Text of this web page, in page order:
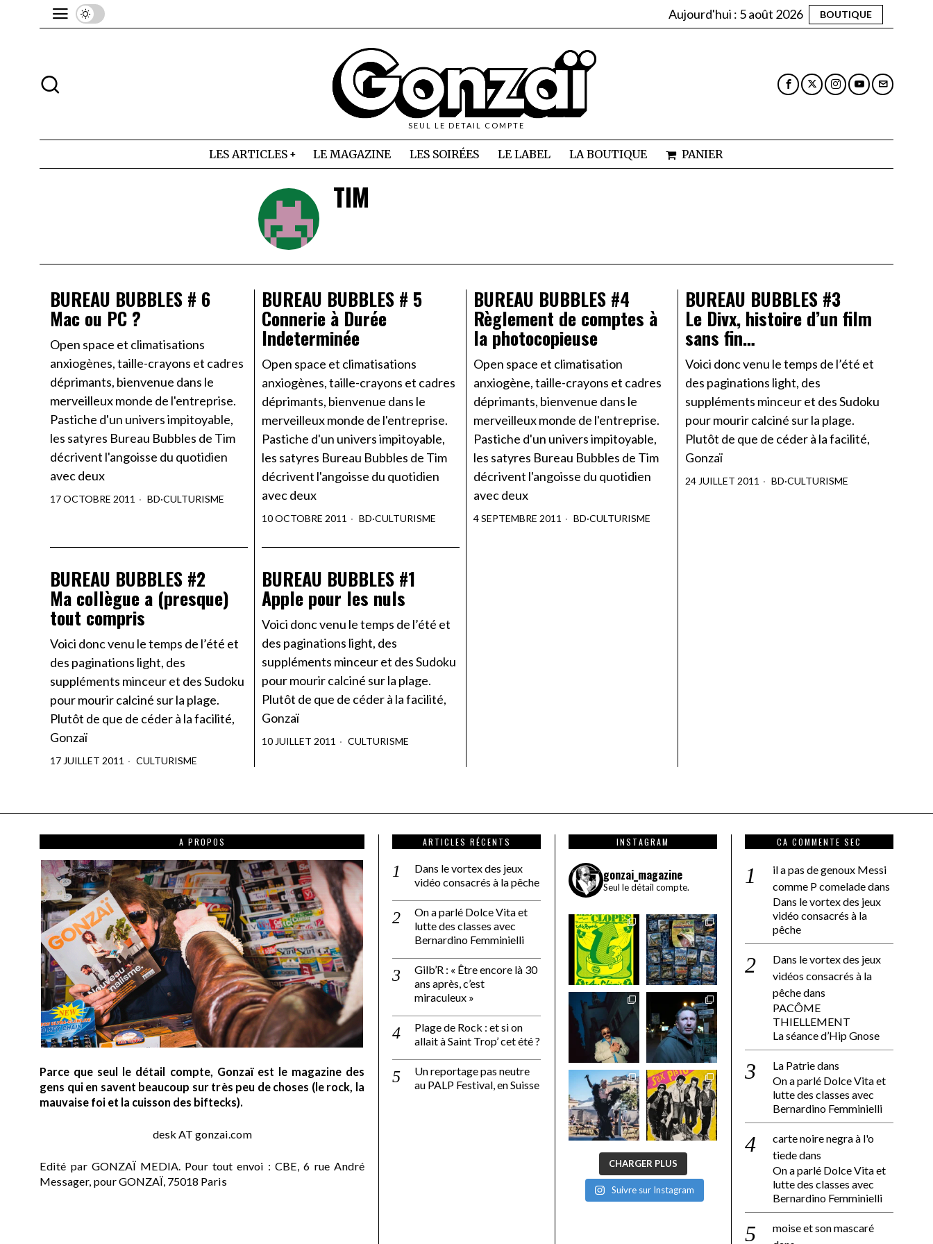
Aujourd'hui : 5 août 2026 BOUTIQUE
SEUL LE DETAIL COMPTE
LES ARTICLES LE MAGAZINE LES SOIRÉES LE LABEL LA BOUTIQUE PANIER
TIM
BUREAU BUBBLES # 6
Mac ou PC ?
Open space et climatisations
anxiogènes, taille-crayons et cadres
déprimants, bienvenue dans le
merveilleux monde de l'entreprise.
Pastiche d'un univers impitoyable,
les satyres Bureau Bubbles de Tim
décrivent l'angoisse du quotidien
avec deux
17 OCTOBRE 2011 BD·CULTURISME
BUREAU BUBBLES # 5
Connerie à Durée
Indeterminée
Open space et climatisations
anxiogènes, taille-crayons et cadres
déprimants, bienvenue dans le
merveilleux monde de l'entreprise.
Pastiche d'un univers impitoyable,
les satyres Bureau Bubbles de Tim
décrivent l'angoisse du quotidien
avec deux
10 OCTOBRE 2011 BD·CULTURISME
BUREAU BUBBLES #4
Règlement de comptes à
la photocopieuse
Open space et climatisation
anxiogène, taille-crayons et cadres
déprimants, bienvenue dans le
merveilleux monde de l'entreprise.
Pastiche d'un univers impitoyable,
les satyres Bureau Bubbles de Tim
décrivent l'angoisse du quotidien
avec deux
4 SEPTEMBRE 2011 BD·CULTURISME
BUREAU BUBBLES #3
Le Divx, histoire d’un film
sans fin…
Voici donc venu le temps de l’été et
des paginations light, des
suppléments minceur et des Sudoku
pour mourir calciné sur la plage.
Plutôt de que de céder à la facilité,
Gonzaï
24 JUILLET 2011 BD·CULTURISME
BUREAU BUBBLES #2
Ma collègue a (presque)
tout compris
Voici donc venu le temps de l’été et
des paginations light, des
suppléments minceur et des Sudoku
pour mourir calciné sur la plage.
Plutôt de que de céder à la facilité,
Gonzaï
17 JUILLET 2011 CULTURISME
BUREAU BUBBLES #1
Apple pour les nuls
Voici donc venu le temps de l’été et
des paginations light, des
suppléments minceur et des Sudoku
pour mourir calciné sur la plage.
Plutôt de que de céder à la facilité,
Gonzaï
10 JUILLET 2011 CULTURISME
A PROPOS
Parce que seul le détail compte, Gonzaï est le magazine des
gens qui en savent beaucoup sur très peu de choses (le rock, la
mauvaise foi et la cuisson des biftecks).
desk AT gonzai.com
Edité par GONZAÏ MEDIA. Pour tout envoi : CBE, 6 rue André
Messager, pour GONZAÏ, 75018 Paris
ARTICLES RÉCENTS
Dans le vortex des jeux
vidéo consacrés à la pêche
On a parlé Dolce Vita et
lutte des classes avec
Bernardino Femminielli
Gilb’R : « Être encore là 30
ans après, c’est
miraculeux »
Plage de Rock : et si on
allait à Saint Trop’ cet été ?
Un reportage pas neutre
au PALP Festival, en Suisse
INSTAGRAM
gonzai_magazine
Seul le détail compte.
CHARGER PLUS
Suivre sur Instagram
CA COMMENTE SEC
il a pas de genoux Messi
comme P comeladedans
Dans le vortex des jeux
vidéo consacrés à la
pêche
Dans le vortex des jeux
vidéos consacrés à la
pêchedans
PACÔME
THIELLEMENT
La séance d’Hip Gnose
La Patriedans
On a parlé Dolce Vita et
lutte des classes avec
Bernardino Femminielli
carte noire negra à l'o
tiededans
On a parlé Dolce Vita et
lutte des classes avec
Bernardino Femminielli
moise et son mascaré